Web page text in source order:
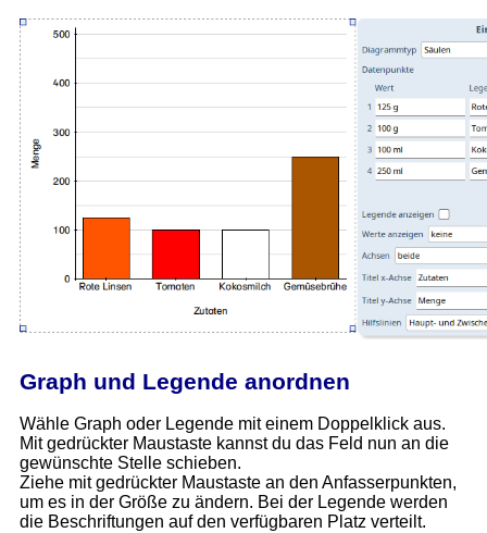
Graph und Legende anordnen
Wähle Graph oder Legende mit einem Doppelklick aus.
Mit gedrückter Maustaste kannst du das Feld nun an die
gewünschte Stelle schieben.
Ziehe mit gedrückter Maustaste an den Anfasserpunkten,
um es in der Größe zu ändern. Bei der Legende werden
die Beschriftungen auf den verfügbaren Platz verteilt.